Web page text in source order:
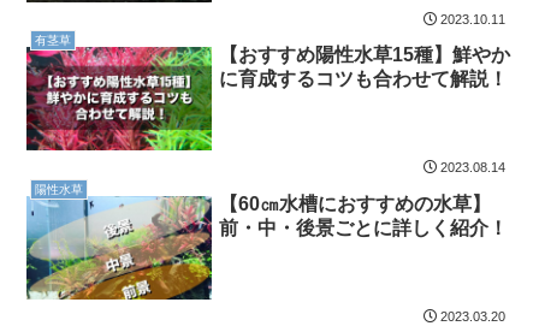
2023.10.11
有茎草
【おすすめ陽性水草15種】鮮やか
に育成するコツも合わせて解説！
2023.08.14
陽性水草
【60㎝水槽におすすめの水草】
前・中・後景ごとに詳しく紹介！
2023.03.20